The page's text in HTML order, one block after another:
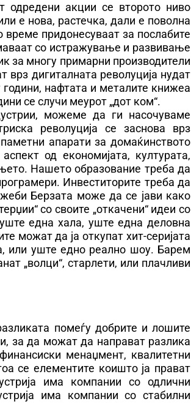
одредени акции се второто ниво
е нова, растечка, дали е поволна
придонесуваат за послабите
со истражување и развивање
за многу примарни производители
дигиталната револуција нудат
нафтата и металите книжеа
се случи меурот „дот ком“.
можеме да ги насочуваме
револуција се заснова врз
апарати за домаќинството
од економијата, културата,
Нашето образование треба да
Инвеститорите треба да
Берзата може да се јави како
со своите „откачени“ идеи со
една хала, уште една деловна
можат да ја откупат хит-серијата
или уште едно реално шоу. Барем
„волци“, старлети, или плачливи
помеѓу добрите и лошите
за да можат да направат разлика
менаџмент, квалитетни
се елементите коишто ја прават
има компании со одлични
има компании со стабилни